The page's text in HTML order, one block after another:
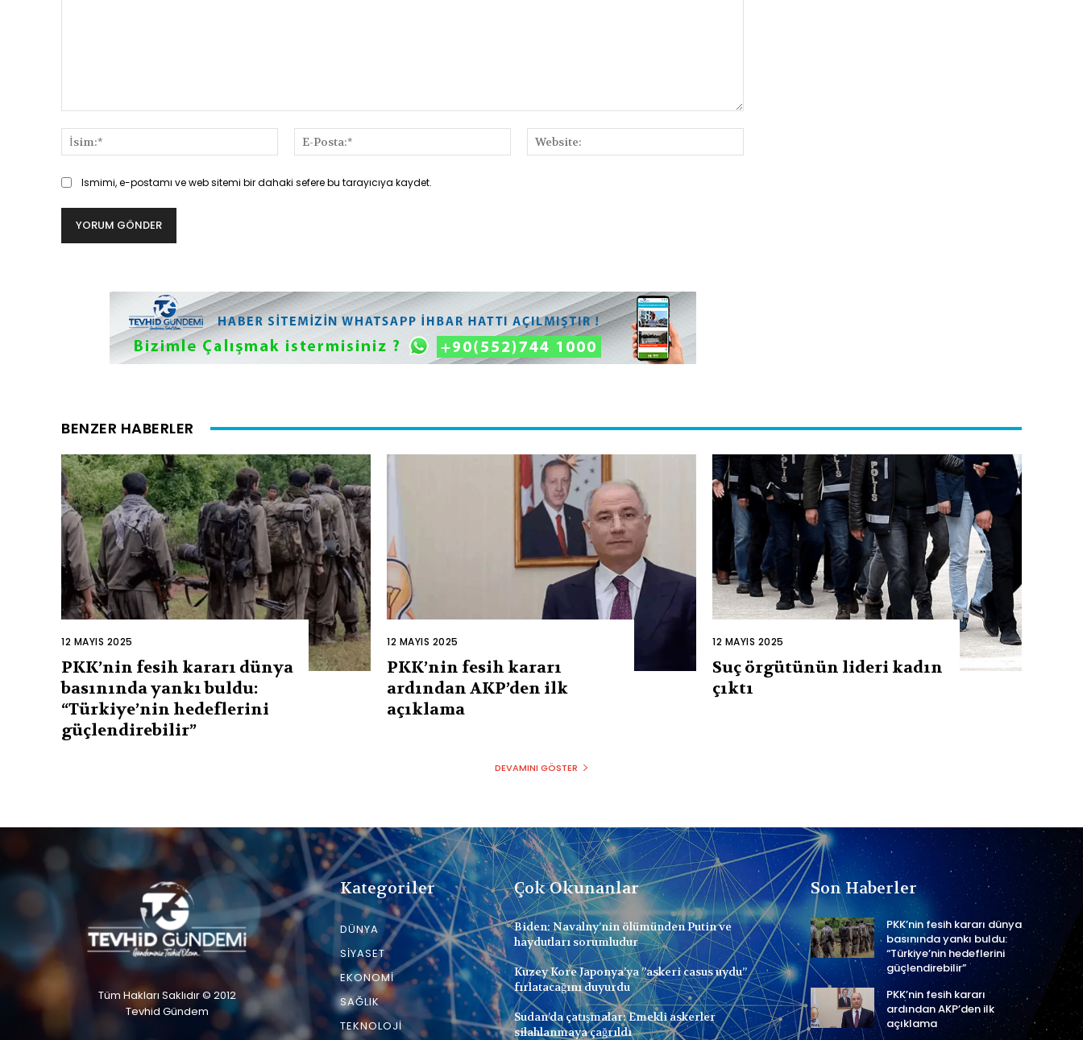
İsim:*
Posta:*
Ismimi, e-postamı ve web sitemi bir dahaki sefere bu tarayıcıya kaydet.
BENZER HABERLER
12 MAYIS 2025
PKK’nin fesih kararı dünya
basınında yankı buldu:
“Türkiye’nin hedeflerini
güçlendirebilir”
12 MAYIS 2025
PKK’nin fesih kararı
ardından AKP’den ilk
açıklama
12 MAYIS 2025
Suç örgütünün lideri kadın
çıktı
DEVAMINI GÖSTER
Tüm Hakları Saklıdır © 2012
Tevhid Gündem
Kategoriler
DÜNYA
SIYASET
EKONOMI
SAĞLIK
TEKNOLOJI
Çok Okunanlar
Biden: Navalny’nin ölümünden Putin ve
haydutları sorumludur
Kuzey Kore Japonya’ya ”askeri casus uydu”
fırlatacağını duyurdu
Sudan’da çatışmalar: Emekli askerler
silahlanmaya çağrıldı
Son Haberler
PKK’nin fesih kararı dünya
basınında yankı buldu:
“Türkiye’nin hedeflerini
güçlendirebilir”
PKK’nin fesih kararı
ardından AKP’den ilk
açıklama